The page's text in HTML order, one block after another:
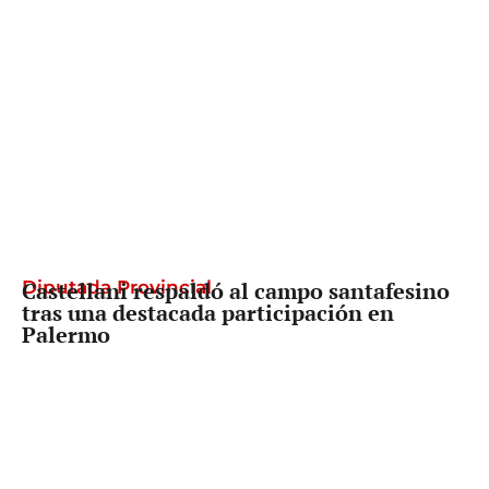
Diputada Provincial
Castellani respaldó al campo santafesino
tras una destacada participación en
Palermo